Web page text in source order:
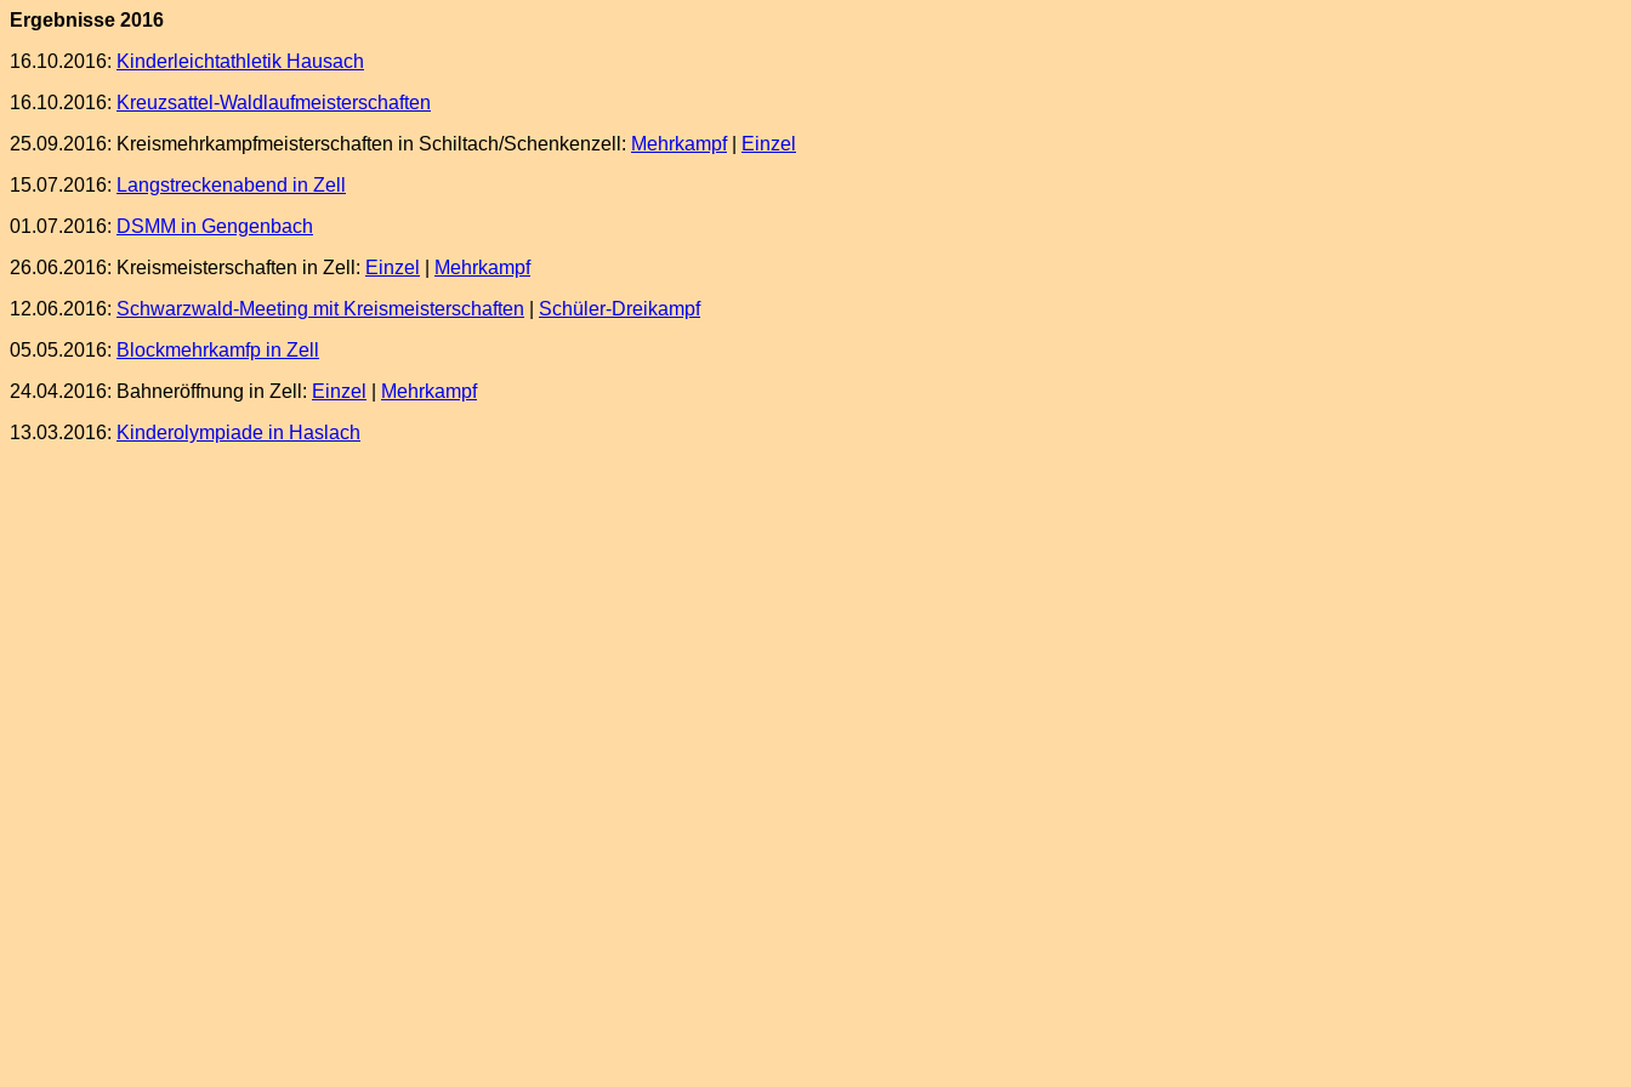
Ergebnisse 2016
16.10.2016: Kinderleichtathletik Hausach
16.10.2016: Kreuzsattel-Waldlaufmeisterschaften
25.09.2016: Kreismehrkampfmeisterschaften in Schiltach/Schenkenzell: Mehrkampf|
Einzel
15.07.2016: Langstreckenabend in Zell
01.07.2016: DSMM in Gengenbach
26.06.2016: Kreismeisterschaften in Zell: Einzel
Mehrkampf
12.06.2016: Schwarzwald-Meeting mit Kreismeisterschaften
Schüler-Dreikampf
05.05.2016: Blockmehrkamfp in Zell
24.04.2016: Bahneröffnung in Zell: Einzel
Mehrkampf
13.03.2016: Kinderolympiade in Haslach